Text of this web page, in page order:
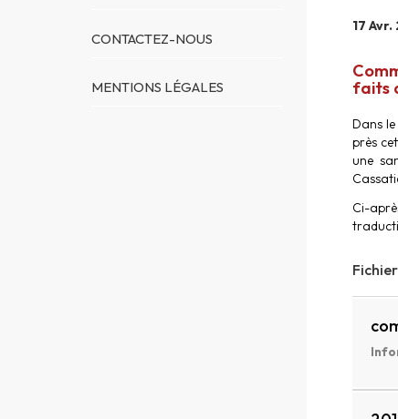
CONTACTEZ-NOUS
MENTIONS LÉGALES
17 Avr.
faits
Dans
près
une
Ci-